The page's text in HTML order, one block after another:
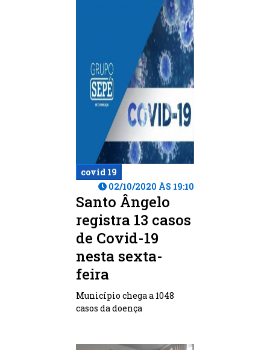
covid 19
02/10/2020 ÀS 19:10
Santo Ângelo
registra 13 casos
de Covid-19
nesta sexta-
feira
Município chega a 1048
casos da doença